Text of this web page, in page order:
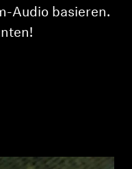
Audio basieren.